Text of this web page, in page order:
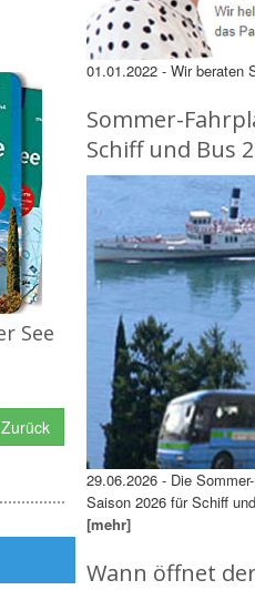
See
Zurück
01.01.2022 - Wir beraten
Sommer-
Schiff und Bus
29.06.2026 - Die
Saison 2026 für Schiff
[mehr]
Wann öffnet